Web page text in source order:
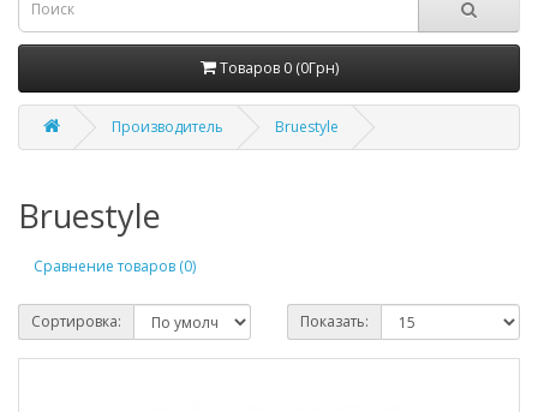
Товаров 0 (0Грн)
Производитель Bruestyle
Bruestyle
Сравнение товаров (0)
Сортировка: Показать: